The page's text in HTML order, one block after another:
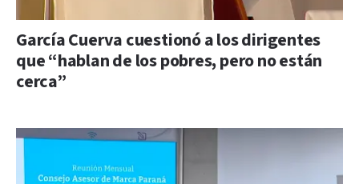
García Cuerva cuestionó a los dirigentes
que “hablan de los pobres, pero no están
cerca”